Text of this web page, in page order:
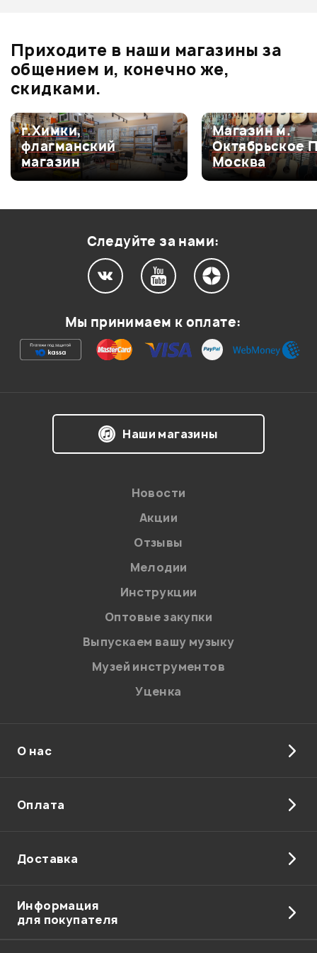
0.0
Оценка5
0
Оценка4
0
Оценка3
0
Ваша оценка:
на обработку персональных данных в
Политикой в отношении обработки
персональных данных.
Введите проверочное число:
Отправить
Приходите в наши магазины за
общением и, конечно же,
скидками.
г.Химки,
флагманский
магазин
Магазин м.
Октябрьское
Москва
Следуйте за нами:
Мы принимаем к оплате:
Наши магазины
Новости
Акции
Отзывы
Мелодии
Инструкции
Оптовые закупки
Выпускаем вашу музыку
Музей инструментов
Уценка
О нас
Оплата
Доставка
Информация
для покупателя